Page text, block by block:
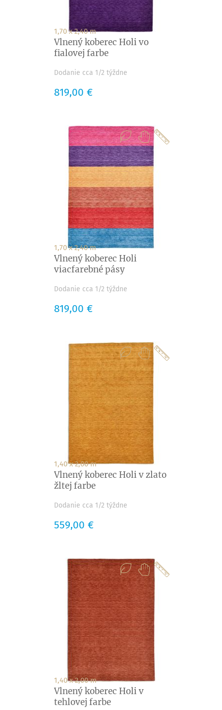
1,70 x 2,40 m
Vlnený koberec Holi vo
fialovej farbe
Dodanie cca 1/2 týždne
Cena
819,00 €
1,70 x 2,40 m
Vlnený koberec Holi
viacfarebné pásy
Dodanie cca 1/2 týždne
Cena
819,00 €
1,40 x 2,00 m
Vlnený koberec Holi v zlato
žltej farbe
Dodanie cca 1/2 týždne
Cena
559,00 €
1,40 x 2,00 m
Vlnený koberec Holi v
tehlovej farbe